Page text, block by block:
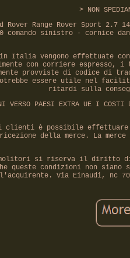
> NON
Rover Range Rover Sport 2.7
comando sinistro - cornice
in Italia vengono effettuate
con corriere espresso,
provviste di codice di
potrebbe essere utile nel
ritardi sulla
VERSO PAESI EXTRA UE I COSTI
è possibile effettuare
della merce. La
si riserva il diritto di
queste condizioni non
Via Einaudi, nc